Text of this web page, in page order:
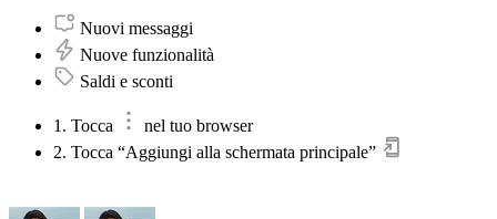
Nuovi messaggi
Nuove funzionalità
Saldi e sconti
1. Tocca
nel tuo browser
2. Tocca “Aggiungi alla schermata principale”